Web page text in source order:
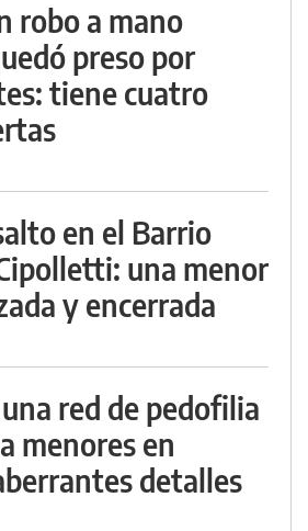
robo a mano
preso por
tiene cuatro
en el Barrio
una menor
y encerrada
red de pedofilia
menores en
detalles